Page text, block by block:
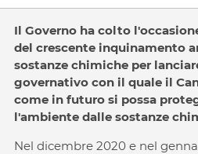
Il Governo ha colto
del crescente inquinamento
sostanze chimiche per
governativo con il quale il
come in futuro si possa
l'ambiente dalle sostanze
Nel dicembre 2020 e nel